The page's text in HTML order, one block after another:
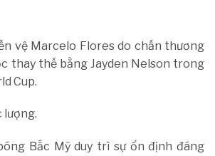
vệ Marcelo Flores do chấn thương
thay thế bằng Jayden Nelson trong
Cup.
lượng.
Bắc Mỹ duy trì sự ổn định đáng